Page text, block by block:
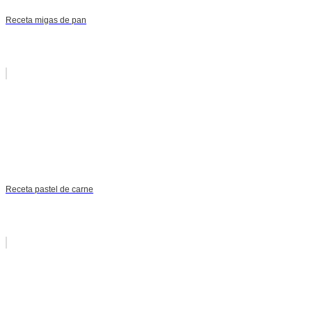
Receta migas de pan
Receta pastel de carne